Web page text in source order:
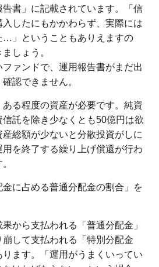
書」に記載されています。「信
したにもかかわらず、実際には
…」ということもありえますの
しょう。
ァンドで、運用報告書がまだ出
認できません。
る程度の資産が必要です。純資
託を除き少なくとも50億円は欲
総額が少ないと分散投資がしに
用を終了する繰り上げ償還が行わ
に占める普通分配金の割合」を
から支払われる「普通分配金」
して支払われる「特別分配金
ります。「運用がうまくいってい